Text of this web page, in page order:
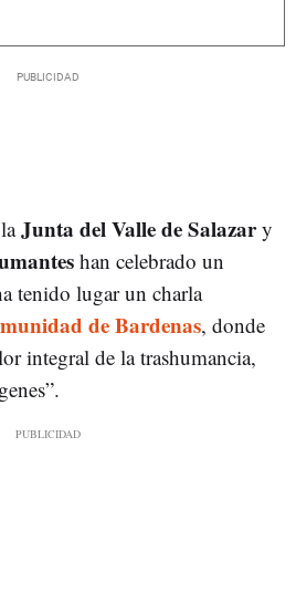
Junta del Valle de Salazary
han celebrado un
tenido lugar un charla
de Bardenas, donde
integral de la trashumancia,